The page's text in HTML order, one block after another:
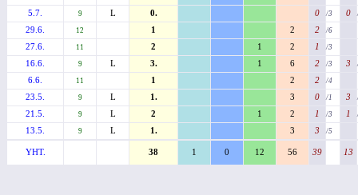
5.7. 9 L 0. 0 /3 0
29.6. 12 1 2 2 /6
27.6. 11 2 1 2 1 /3
16.6. 9 L 3. 1 6 2 /3 3
6.6. 11 1 2 2 /4
23.5. 9 L 1. 3 0 /1 3
21.5. 9 L 2 1 2 1 /3 1
13.5. 9 L 1. 3 3 /5
YHT. 38 1 0 12 56 39 13